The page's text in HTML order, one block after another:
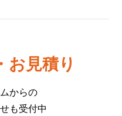
お見積り
からの
も受付中